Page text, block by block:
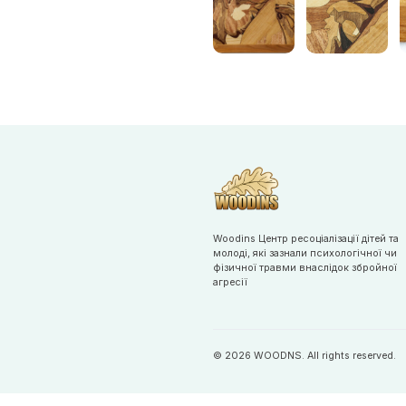
Woodins Центр ресоціалізації дітей та
молоді, які зазнали психологічної чи
фізичної травми внаслідок збройної
агресії
© 2026 WOODNS. All rights reserved.